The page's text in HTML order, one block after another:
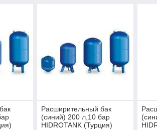
Расширительный бак
(синий) 200 л,10 бар
HIDROTANK (Турция)